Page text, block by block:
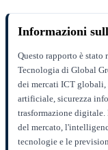
Informazioni
Questo rapporto è stato
Tecnologia di Global
dei mercati ICT
artificiale, sicurezza
trasformazione
del mercato,
tecnologie e le